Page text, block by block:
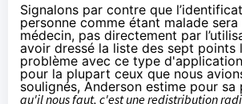
Signalons par contre que
personne comme étant malade
médecin, pas directement par
avoir dressé la liste des sept points
problème avec ce type
pour la plupart ceuxque nous
soulignés, Anderson estime pour sa
qu'il nous faut, c'est une redistribution